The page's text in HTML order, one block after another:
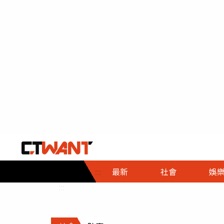
::: 最新 社會
社會首頁
時事
調查
娛樂
娛樂首頁
即時
財經首頁
熱線
政